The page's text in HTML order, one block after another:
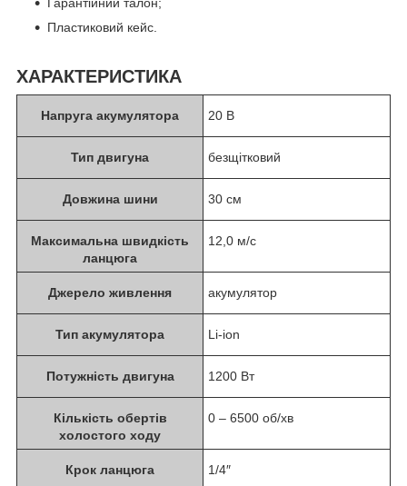
Плаcтиковий кейс.
ХАРАКТЕРИСТИКА
Напруга акумулятора 20 В
Тип двигуна безщітковий
Довжина шини 30 см
Максимальна швидкість
ланцюга
12,0 м/с
Джерело живлення акумулятор
Тип акумулятора Li-ion
Потужність двигуна 1200 Вт
Кількість обертів
холостого ходу
0 – 6500 об/хв
Крок ланцюга 1/4″